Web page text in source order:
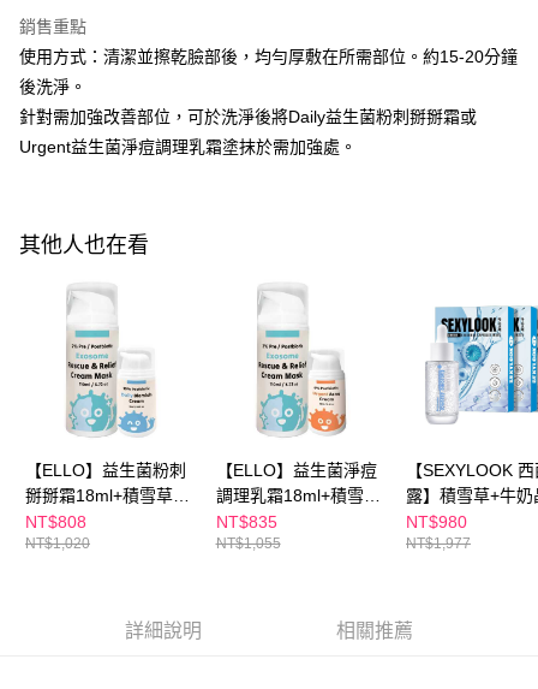
結帳頁面，進行簡訊認證並確認金額後，即可完成結帳。
２．訂單成立數日內，您將收到繳費通知簡訊。
３．收到繳費通知簡訊後14天內，點擊此簡訊中的連結，可透過四大超商／
ATM／網路銀行／等多元方式進行付款，方視為交易完成。
※ 請注意：結帳手續完成當下不需立刻繳費，但若您需要取消訂單，請聯絡
購買商品的店家。未經商家同意取消之訂單仍視為有效，需透過AFTEE先享
後付繳納相關費用。
１．透過由恩沛科技股份有限公司提供之「AFTEE先享後付」服務完成之交
易，需依本服務之必要範圍內提供個人資料，並將交易相關給付款項請求債
權轉讓予恩沛科技股份有限公司。
２．關於個人資料處理事宜，請瀏覽以下網址：
https://aftee.tw/terms/#terms3
３．未成年的使用者請事先徵得法定代理人或監護人之同意方可使用
「AFTEE先享後付」，若未經同意申辦者引起之損失，本公司不負相關責
４．使用「AFTEE先享後付」時，將依據個別帳號之用戶狀況，依本公司即
時審查核予不同之上限額度；若仍有額度不足之情形，本公司將視審查結果
請求用戶進行身份認證。
５．嚴禁一人註冊多個帳號或使用他人資訊註冊。若發現惡意使用之情形，
恩沛科技股份有限公司將有權停止該用戶之使用額度並採取法律行動。
付款後全家取貨
每筆NT$100，滿NT$600(含以上)免運費
每筆NT$100，滿NT$600(含以上)免運費
7-11付款取貨
每筆NT$100，滿NT$600(含以上)免運費
付款後7-11取貨
每筆NT$100，滿NT$600(含以上)免運費
每筆NT$100，滿NT$600(含以上)免運費
離島配送
每筆NT$150，滿NT$1,500(含以上)免運費
銷售重點
使用方式：清潔並擦乾臉部後，均勻厚敷在所需部位。約15-20分鐘
後洗淨。
針對需加強改善部位，可於洗淨後將Daily益生菌粉刺掰掰霜或
Urgent益生菌淨痘調理乳霜塗抹於需加強處。
其他人也在看
【ELLO】益生菌粉刺
掰掰霜18ml+積雪草胞
外體高效修復舒緩面膜
泥110ml
NT$808
NT$1,020
【ELLO】益生菌淨痘
調理乳霜18ml+積雪草
胞外體高效修復舒緩面
膜泥110ml
NT$835
NT$1,055
【SEXYLOOK
露】積雪草+牛奶
外泌體修護精華
35ml+積雪草+牛
NT$980
NT$1,977
詳細說明 相關推薦